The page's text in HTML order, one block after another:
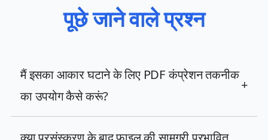
पूछे जाने वाले प्रश्न
मैं इसका आकार घटाने के लिए PDF कंप्रेशन तकनीक
का उपयोग कैसे करूं?
+